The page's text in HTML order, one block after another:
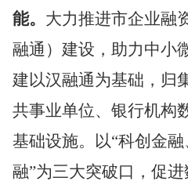
能。 大力推进市企业融
融通）建设，助力中小
建以汉融通为基础，归
共事业单位、银行机构
基础设施。以“科创金
融”为三大突破口，促